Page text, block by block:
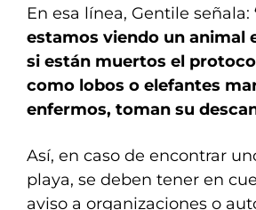
En esa línea, Gentile señala:
estamos viendo un animal
si están muertos el
como lobos o elefantes
enfermos, toman su
Así, en caso de encontrar
playa, se deben tener en
aviso a organizaciones o